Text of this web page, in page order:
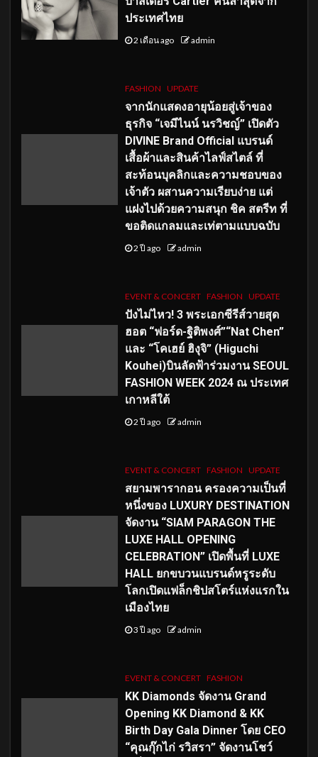
ประเทศไทย
2 เดือน ago admin
FASHION UPDATE
จากนักแสดงอายุน้อยสู่เจ้าของ
ธุรกิจ “เจมีไนน์ นรวิชญ์” เปิดตัว
DIVINE Brand Official แบรนด์
เสื้อผ้าและสินค้าไลฟ์สไตล์ ที่
สะท้อนบุคลิกและความชอบของ
เจ้าตัว ผสานความเรียบง่าย แต่
แฝงไปด้วยความสนุก ชิค สตรีท ที่
ขอติดแกลมและเท่ตามแบบฉบับ
2 ปี ago admin
EVENT & CONCERT FASHION UPDATE
ปังไม่ไหว! 3 พระเอกซีรีส์วายสุด
ฮอต “ฟอร์ด-ฐิติพงศ์”“Nat Chen”
และ “โคเฮย์ ฮิงุจิ” (Higuchi
Kouhei)บินลัดฟ้าร่วมงาน SEOUL
FASHION WEEK 2024 ณ ประเทศ
เกาหลีใต้
2 ปี ago admin
EVENT & CONCERT FASHION UPDATE
สยามพารากอน ครองความเป็นที่
หนึ่งของ LUXURY DESTINATION
จัดงาน “SIAM PARAGON THE
LUXE HALL OPENING
CELEBRATION” เปิดพื้นที่ LUXE
HALL ยกขบวนแบรนด์หรูระดับ
โลกเปิดแฟล็กชิปสโตร์แห่งแรกใน
เมืองไทย
3 ปี ago admin
EVENT & CONCERT FASHION
KK Diamonds จัดงาน Grand
Opening KK Diamond & KK
Birth Day Gala Dinner โดย CEO
“คุณกุ๊กไก่ รวิสรา” จัดงานโชว์